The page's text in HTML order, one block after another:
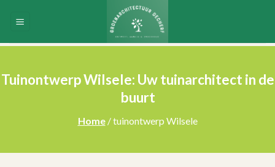
Tuinontwerp Wilsele: Uw tuinarchitect in de
buurt
Home/ tuinontwerp Wilsele